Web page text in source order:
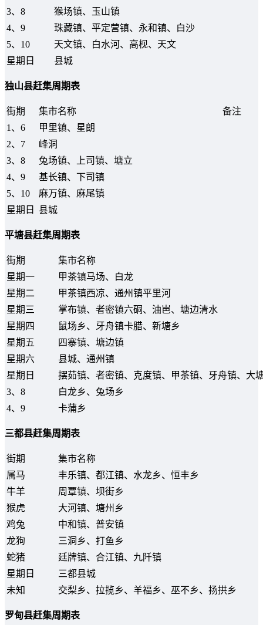
3、8
猴场镇、玉山镇
4、9
珠藏镇、平定营镇、永和镇、白沙
5、10
天文镇、白水河、高枧、天文
星期日
县城
独山县赶集周期表
街期 集市名称
备注
1、6
甲里镇、星朗
2、7
峰洞
3、8
兔场镇、上司镇、塘立
4、9
基长镇、下司镇
5、10
麻万镇、麻尾镇
星期日
县城
平塘县赶集周期表
街期
集市名称
星期一
甲茶镇马场、白龙
星期二
甲茶镇西凉、通州镇平里河
星期三
掌布镇、者密镇六硐、油岜、塘边清水
星期四
鼠场乡、牙舟镇卡腊、新塘乡
星期五
四寨镇、塘边镇
星期六
县城、通州镇
星期日
摆茹镇、者密镇、克度镇、甲茶镇、牙舟镇、大
3、8
白龙乡、兔场乡
4、9
卡蒲乡
三都县赶集周期表
街期
集市名称
属马
丰乐镇、都江镇、水龙乡、恒丰乡
牛羊
周覃镇、坝街乡
猴虎
大河镇、塘州乡
鸡兔
中和镇、普安镇
龙狗
三洞乡、打鱼乡
蛇猪
廷牌镇、合江镇、九阡镇
星期日
三都县城
未知
交梨乡、拉揽乡、羊福乡、巫不乡、扬拱乡
罗甸县赶集周期表